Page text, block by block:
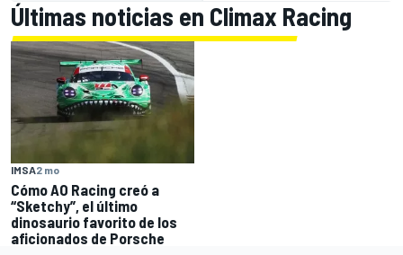
Últimas noticias en Climax Racing
IMSA2 mo
Cómo AO Racing creó a
“Sketchy”, el último
dinosaurio favorito de los
aficionados de Porsche